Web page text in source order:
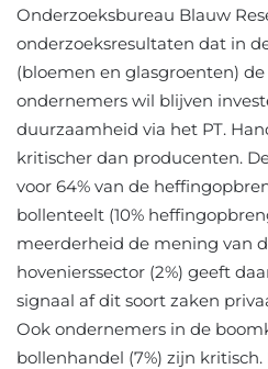
Onderzoeksbureau Blauw
onderzoeksresultaten dat in
(bloemen en glasgroenten)
ondernemers wil blijven
duurzaamheid via het PT.
kritischer dan producenten.
voor 64% van de
bollenteelt (10%
meerderheid de mening van
hovenierssector (2%) geeft
signaal af dit soort zaken
Ook ondernemers in de
bollenhandel (7%) zijn